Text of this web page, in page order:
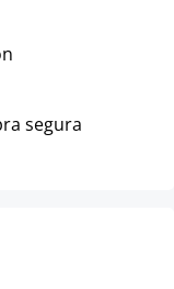
segura